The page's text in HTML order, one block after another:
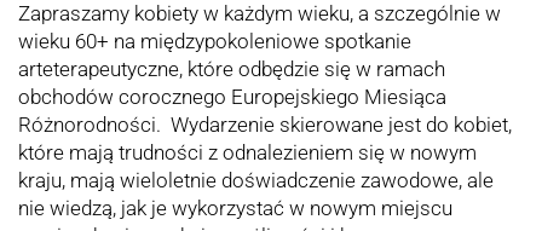
Zapraszamy kobiety w każdym wieku, a szczególnie w
wieku 60+ na międzypokoleniowe spotkanie
arteterapeutyczne, które odbędzie się w ramach
obchodów corocznego Europejskiego Miesiąca
Różnorodności. Wydarzenie skierowane jest do kobiet,
które mają trudności z odnalezieniem się w nowym
kraju, mają wieloletnie doświadczenie zawodowe, ale
nie wiedzą, jak je wykorzystać w nowym miejscu